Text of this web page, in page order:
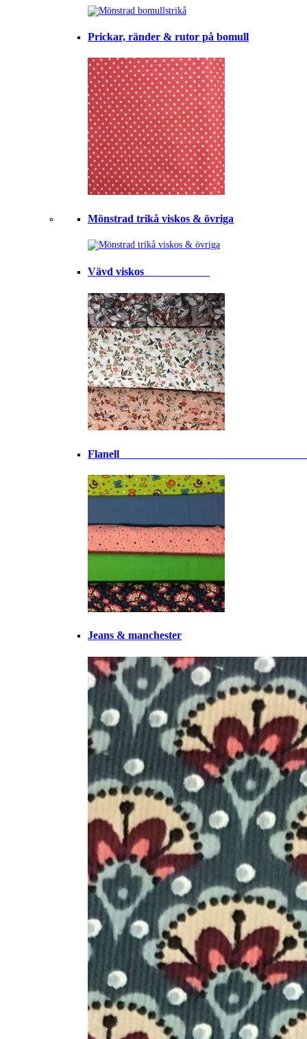
Prickar, ränder & rutor på bomull
Mönstrad trikå viskos & övriga
Vävd viskos⠀⠀⠀⠀⠀⠀⠀⠀
Flanell
Jeans & manchester